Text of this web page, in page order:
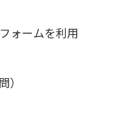
ォームを利用